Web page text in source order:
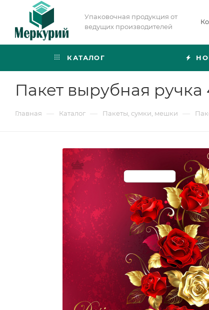
Упаковочная продукция от
ведущих производителей
КАТАЛОГ
Пакет вырубная
Главная — Каталог — Пакеты, сумки, мешки —